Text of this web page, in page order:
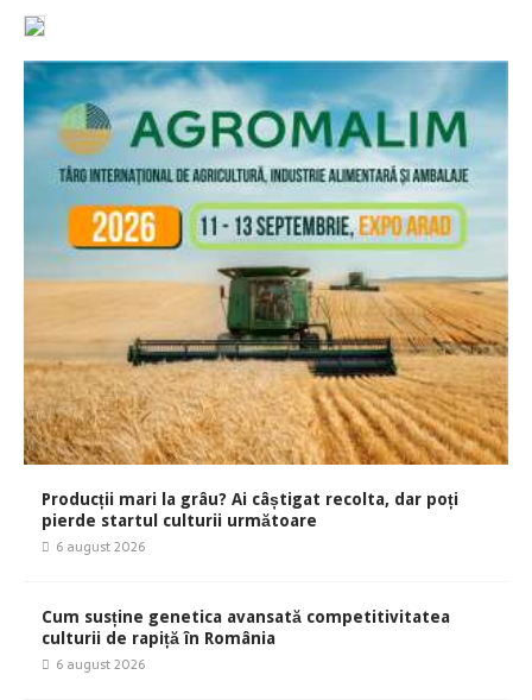
Producții mari la grâu? Ai câștigat recolta, dar poți
pierde startul culturii următoare
6 august 2026
Cum susține genetica avansată competitivitatea
culturii de rapiță în România
6 august 2026